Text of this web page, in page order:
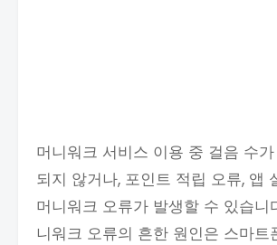
머니워크 서비스 이용 중 걸음 수
되지 않거나, 포인트 적립 오류, 앱
머니워크 오류가 발생할 수 있습니
니워크 오류의 흔한 원인은 스마트